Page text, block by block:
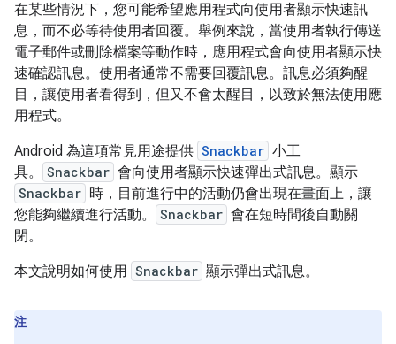
在某些情況下，您可能希望應用程式向使用者顯示快速訊
息，而不必等待使用者回覆。舉例來說，當使用者執行傳送
電子郵件或刪除檔案等動作時，應用程式會向使用者顯示快
速確認訊息。使用者通常不需要回覆訊息。訊息必須夠醒
目，讓使用者看得到，但又不會太醒目，以致於無法使用應
用程式。
Android 為這項常見用途提供 Snackbar 小工
具。
Snackbar 會向使用者顯示快速彈出式訊息。顯示
Snackbar 時，目前進行中的活動仍會出現在畫面上，讓
您能夠繼續進行活動。
Snackbar 會在短時間後自動關
閉。
本文說明如何使用 Snackbar 顯示彈出式訊息。
注